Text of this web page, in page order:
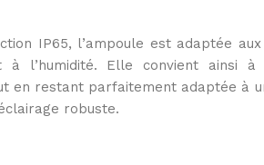
IP65, l’ampoule est adaptée
l’humidité. Elle convient ainsi à
en restant parfaitement adaptée à
robuste.